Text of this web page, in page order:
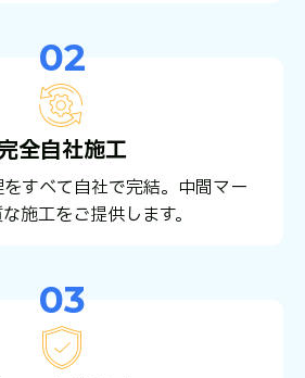
02
全自社施工
すべて自社で完結。中間マー
施工をご提供します。
03